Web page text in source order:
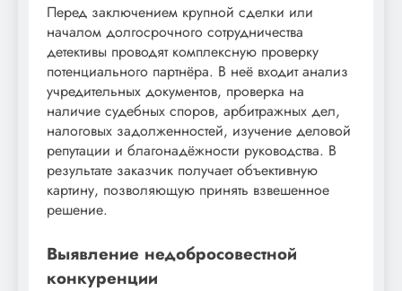
Перед заключением крупной сделки или
началом долгосрочного сотрудничества
детективы проводят комплексную проверку
потенциального партнёра. В неё входит анализ
учредительных документов, проверка на
наличие судебных споров, арбитражных дел,
налоговых задолженностей, изучение деловой
репутации и благонадёжности руководства. В
результате заказчик получает объективную
картину, позволяющую принять взвешенное
решение.
Выявление недобросовестной
конкуренции